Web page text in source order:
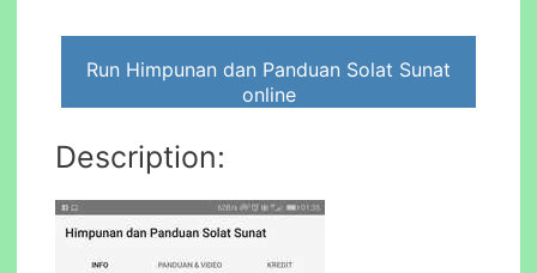
Run Himpunan dan Panduan Solat Sunat
online
Description: